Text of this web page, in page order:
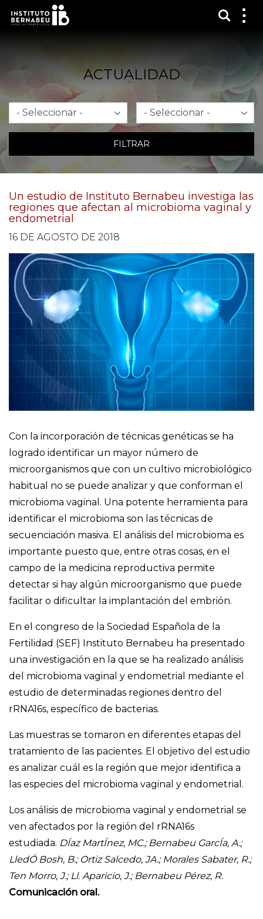
ACTUALIDAD
Mes Año
FILTRAR
Un estudio de Instituto Bernabeu investiga las
regiones que afectan al microbioma vaginal y
endometrial
16 DE AGOSTO DE 2018
Con la incorporación de técnicas genéticas se ha
logrado identificar un mayor número de
microorganismos que con un cultivo microbiológico
habitual no se puede analizar y que conforman el
microbioma vaginal. Una potente herramienta para
identificar el microbioma son las técnicas de
secuenciación masiva. El análisis del microbioma es
importante puesto que, entre otras cosas, en el
campo de la medicina reproductiva permite
detectar si hay algún microorganismo que puede
facilitar o dificultar la implantación del embrión.
En el congreso de la Sociedad Española de la
Fertilidad (SEF) Instituto Bernabeu ha presentado
una investigación en la que se ha realizado análisis
del microbioma vaginal y endometrial mediante el
estudio de determinadas regiones dentro del
rRNA16s, específico de bacterias.
Las muestras se tomaron en diferentes etapas del
tratamiento de las pacientes. El objetivo del estudio
es analizar cuál es la región que mejor identifica a
las especies del microbioma vaginal y endometrial.
Los análisis de microbioma vaginal y endometrial se
ven afectados por la región del rRNA16s
estudiada. DÍaz MartÍnez, MC.; Bernabeu GarcÍa, A.;
LledÓ Bosh, B.; Ortiz Salcedo, JA.; Morales Sabater, R.;
Ten Morro, J.; Ll. Aparicio, J.; Bernabeu Pérez, R.
Comunicación oral.